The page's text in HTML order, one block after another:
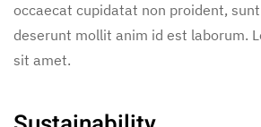
occaecat cupidatat non proident,
deserunt mollit anim id est laborum.
sit amet.